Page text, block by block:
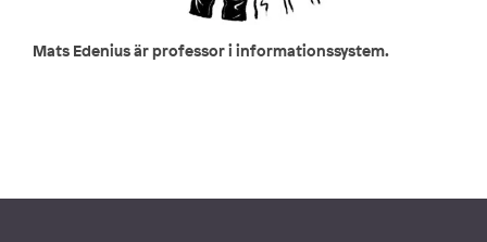
Mats Edenius är professor i informationssystem.